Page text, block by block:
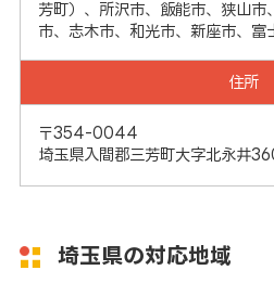
芳町）、所沢市、飯能市、狭山市
市、志木市、和光市、新座市、富
住所
〒354-0044
埼玉県入間郡三芳町大字北永井
埼玉県の対応地域